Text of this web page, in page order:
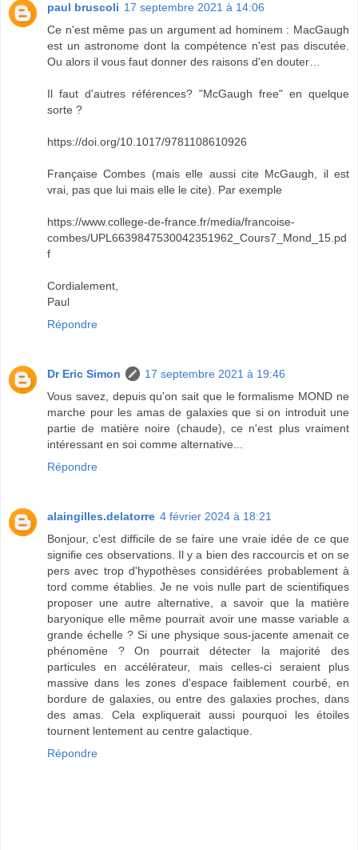
paul bruscoli 17 septembre 2021 à 14:06
Ce n'est même pas un argument ad hominem : MacGaugh
est un astronome dont la compétence n'est pas discutée.
Ou alors il vous faut donner des raisons d'en douter…
Il faut d'autres références? "McGaugh free" en quelque
sorte ?
https://doi.org/10.1017/9781108610926
Française Combes (mais elle aussi cite McGaugh, il est
vrai, pas que lui mais elle le cite). Par exemple
https://www.college-de-france.fr/media/francoise-
combes/UPL6639847530042351962_Cours7_Mond_15.pd
f
Cordialement,
Paul
Répondre
Dr Eric Simon
17 septembre 2021 à 19:46
Vous savez, depuis qu'on sait que le formalisme MOND ne
marche pour les amas de galaxies que si on introduit une
partie de matière noire (chaude), ce n'est plus vraiment
intéressant en soi comme alternative...
Répondre
alaingilles.delatorre 4 février 2024 à 18:21
Bonjour, c'est difficile de se faire une vraie idée de ce que
signifie ces observations. Il y a bien des raccourcis et on se
pers avec trop d'hypothèses considérées probablement à
tord comme établies. Je ne vois nulle part de scientifiques
proposer une autre alternative, a savoir que la matière
baryonique elle même pourrait avoir une masse variable a
grande échelle ? Si une physique sous-jacente amenait ce
phénomène ? On pourrait détecter la majorité des
particules en accélérateur, mais celles-ci seraient plus
massive dans les zones d'espace faiblement courbé, en
bordure de galaxies, ou entre des galaxies proches, dans
des amas. Cela expliquerait aussi pourquoi les étoiles
tournent lentement au centre galactique.
Répondre